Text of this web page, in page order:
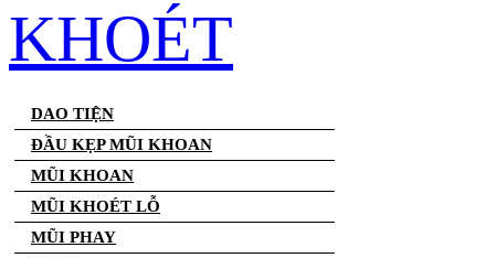
KHOÉT
DAO TIỆN
ĐẦU KẸP MŨI KHOAN
MŨI KHOAN
MŨI KHOÉT LỖ
MŨI PHAY